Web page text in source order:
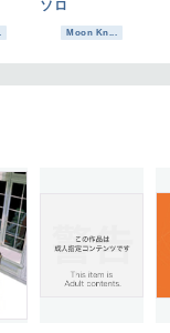
ソロ
Moon Kn...